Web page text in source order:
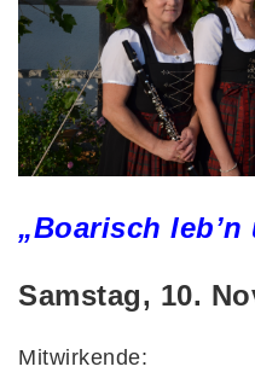
„Boarisch leb’n
Samstag, 10.
Mitwirkende: